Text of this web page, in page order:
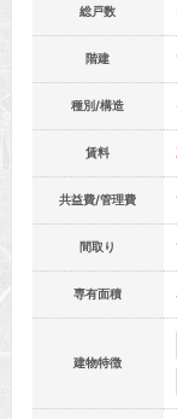
総戸数
階建
種別/構造
賃料
共益費/管理費
間取り
専有面積
建物特徴